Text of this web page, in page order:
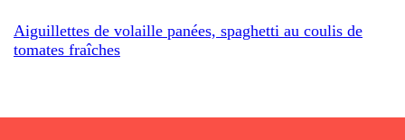
Aiguillettes de volaille panées, spaghetti au coulis de
tomates fraîches